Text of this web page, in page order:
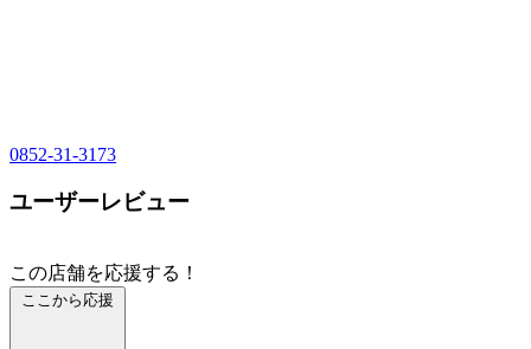
0852-31-3173
ユーザーレビュー
この店舗を応援する！
ここから応援